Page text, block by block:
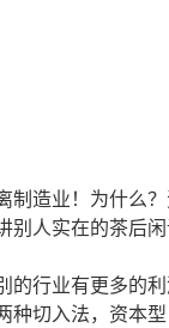
制造业！为什么
人实在的茶后闲
的行业有更多的
切入法，资本型